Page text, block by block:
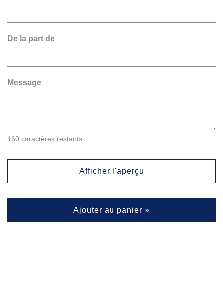
De la part de
Message
160 caractères restants
Afficher l'aperçu
Ajouter au panier »